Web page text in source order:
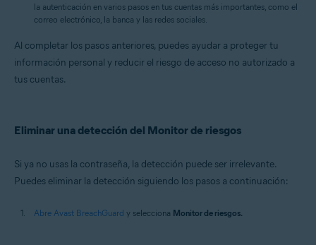
la autenticación en varios pasos en tus cuentas más importantes, como el
correo electrónico, la banca y las redes sociales.
Al completar los pasos anteriores, puedes ayudar a proteger tu
información personal y reducir el riesgo de acceso no autorizado a
tus cuentas.
Eliminar una detección del Monitor de riesgos
Si ya no usas la contraseña, la detección puede ser irrelevante.
Puedes eliminar la detección siguiendo los pasos a continuación:
Abre Avast BreachGuard y selecciona Monitor de riesgos.